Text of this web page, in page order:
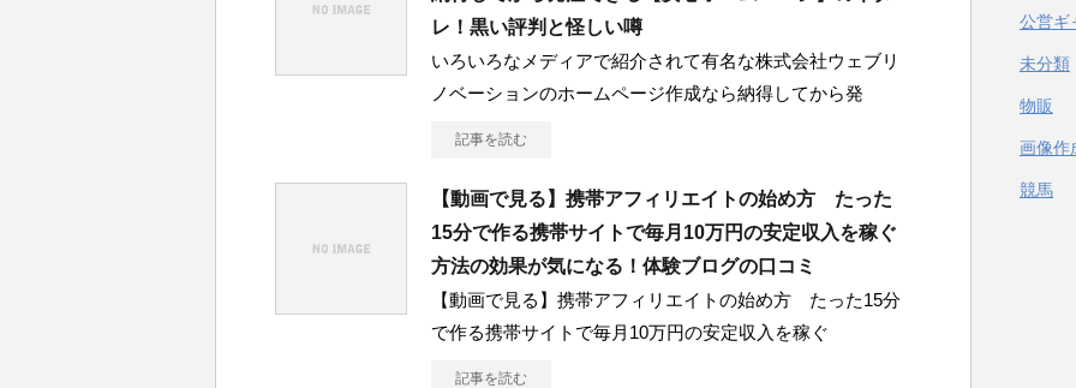
レ！黒い評判と怪しい噂
いろいろなメディアで紹介されて有名な株式会社ウェブリ
ノベーションのホームページ作成なら納得してから発
記事を読む
【動画で見る】携帯アフィリエイトの始め方 たった
15分で作る携帯サイトで毎月10万円の安定収入を稼ぐ
方法の効果が気になる！体験ブログの口コミ
【動画で見る】携帯アフィリエイトの始め方 たった15分
で作る携帯サイトで毎月10万円の安定収入を稼ぐ
記事を読む
公営ギ
未分類
物販
画像作
競馬